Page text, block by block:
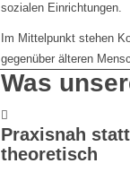
sozialen Einrichtungen.
Im Mittelpunkt stehen
gegenüber älteren
Was
Praxisnah statt
theoretisch